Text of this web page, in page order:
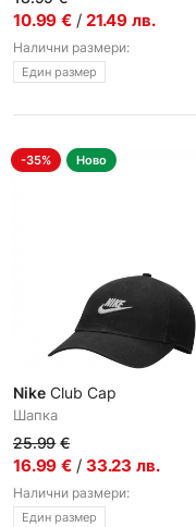
10.99 € / 21.49 лв.
Налични размери:
Един размер
-35% Ново
Nike Club Cap
Шапка
25.99 €
16.99 € / 33.23 лв.
Налични размери:
Един размер